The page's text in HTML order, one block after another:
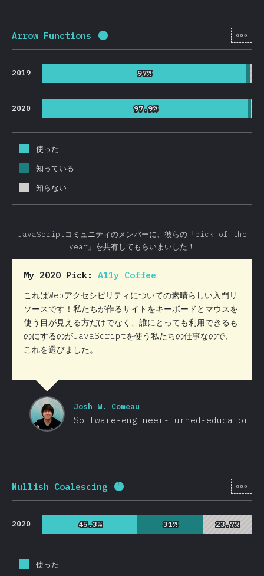
Arrow Functions 回答記入率： [ja-
2019 97%
97%
2020 97.9%
97.9%
使った
知っている
知らない
JavaScriptコミュニティのメンバーに、彼らの「pick of the
year」を共有してもらいまいした！
My 2020 Pick: A11y Coffee
これはWebアクセシビリティについての素晴らしい入門リ
ソースです！私たちが作るサイトをキーボードとマウスを
使う目が見える方だけでなく、誰にとっても利用できるも
のにするのがJavaScriptを使う私たちの仕事なので、
これを選びました。
Josh W. Comeau
Software-engineer-turned-educator
Nullish Coalescing 回答記入率： 22737 )[ja-
2020 45.3%
45.3% 31%
31% 23.7%
23.7%
使った